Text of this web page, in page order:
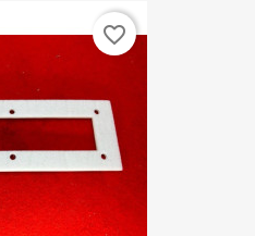
favorite_border